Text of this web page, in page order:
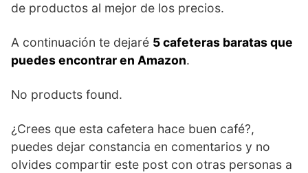
de productos al mejor de los precios.
A continuación te dejaré 5 cafeteras baratas que
puedes encontrar en Amazon.
No products found.
¿Crees que esta cafetera hace buen café?,
puedes dejar constancia en comentarios y no
olvides compartir este post con otras personas a